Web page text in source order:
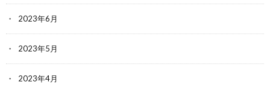
2023年6月
2023年5月
2023年4月